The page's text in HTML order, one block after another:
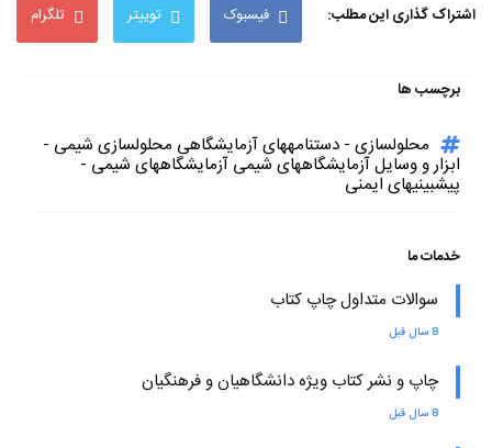
اشتراک گذاری این مطلب: فیسبوک توییتر تلگرام
برچسب ها
محلولسازی - دستنامههای آزمایشگاهی محلولسازی شیمی -
ابزار و وسایل آزمایشگاههای شیمی آزمایشگاههای شیمی -
پیشبینیهای ایمنی
خدمات ما
سوالات متداول چاپ کتاب
8 سال قبل
چاپ و نشر کتاب ویژه دانشگاهیان و فرهنگیان
8 سال قبل